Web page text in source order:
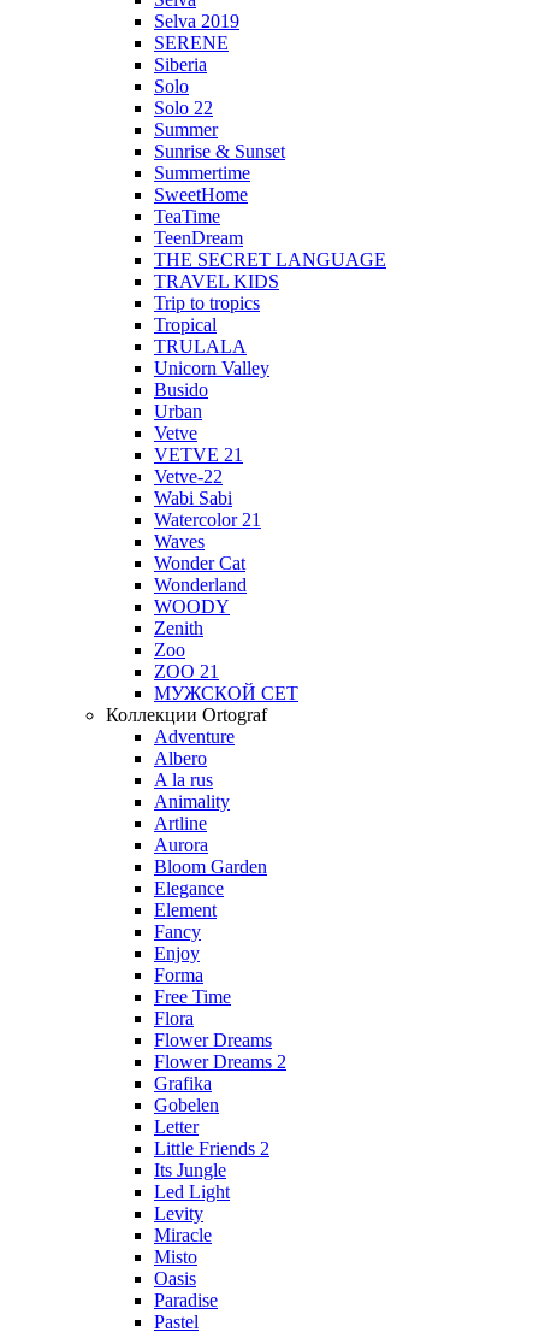
Selva 2019
SERENE
Siberia
Solo
Solo 22
Summer
Sunrise & Sunset
Summertime
SweetHome
TeaTime
TeenDream
THE SECRET LANGUAGE
TRAVEL KIDS
Trip to tropics
Tropical
TRULALA
Unicorn Valley
Busido
Urban
Vetve
VETVE 21
Vetve-22
Wabi Sabi
Watercolor 21
Waves
Wonder Cat
Wonderland
WOODY
Zenith
Zoo
ZOO 21
МУЖСКОЙ СЕТ
Коллекции Ortograf
Adventure
Albero
A la rus
Animality
Artline
Aurora
Bloom Garden
Elegance
Element
Fancy
Enjoy
Forma
Free Time
Flora
Flower Dreams
Flower Dreams 2
Grafika
Gobelen
Letter
Little Friends 2
Its Jungle
Led Light
Levity
Miracle
Misto
Oasis
Paradise
Pastel